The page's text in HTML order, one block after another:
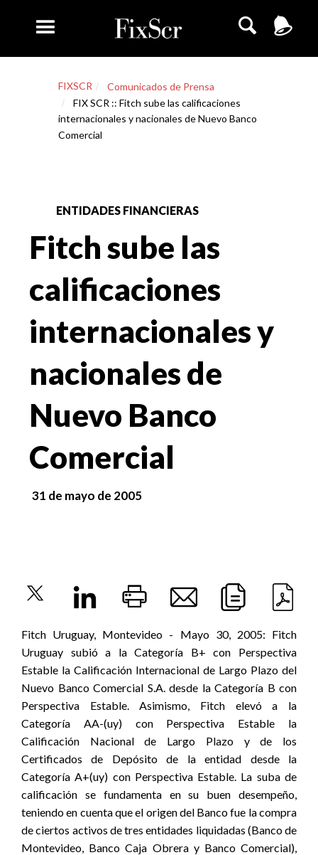
FIXSCR
Comunicados de Prensa
FIX SCR :: Fitch sube las calificaciones
internacionales y nacionales de Nuevo Banco
Comercial
ENTIDADES FINANCIERAS
Fitch sube las
calificaciones
internacionales y
nacionales de
Nuevo Banco
Comercial
31 de mayo de 2005
Fitch Uruguay, Montevideo - Mayo 30, 2005: Fitch
Uruguay subió a la Categoría B+ con Perspectiva
Estable la Calificación Internacional de Largo Plazo del
Nuevo Banco Comercial S.A. desde la Categoría B con
Perspectiva Estable. Asimismo, Fitch elevó a la
Categoría AA-(uy) con Perspectiva Estable la
Calificación Nacional de Largo Plazo y de los
Certificados de Depósito de la entidad desde la
Categoría A+(uy) con Perspectiva Estable. La suba de
calificación se fundamenta en su buen desempeño,
teniendo en cuenta que el origen del Banco fue la compra
de ciertos activos de tres entidades liquidadas (Banco de
Montevideo, Banco Caja Obrera y Banco Comercial),